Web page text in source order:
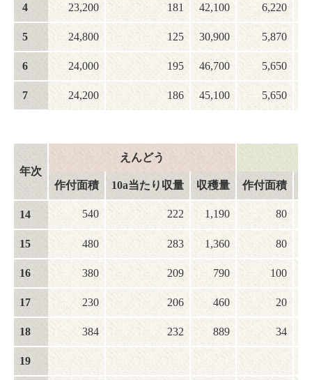
4 23,200 181 42,100 6,220
5 24,800 125 30,900 5,870
6 24,000 195 46,700 5,650
7 24,200 186 45,100 5,650
年次
えんどう
作付面積 10a当たり収量 収穫量 作付面積
14 540 222 1,190 80
15 480 283 1,360 80
16 380 209 790 100
17 230 206 460 20
18 384 232 889 34
19